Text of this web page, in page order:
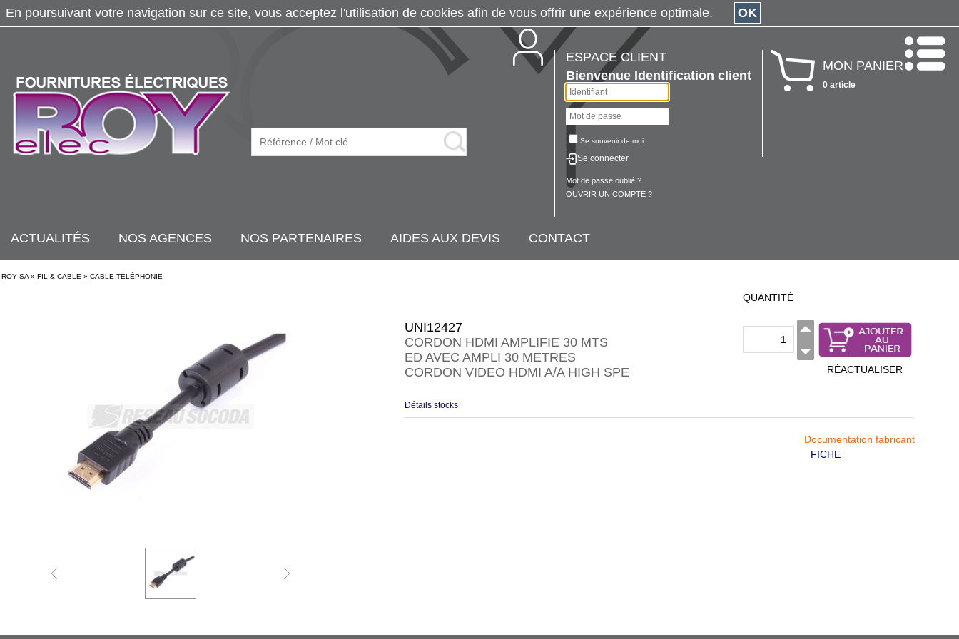
ESPACE CLIENT
Bienvenue Identification client
Se souvenir de moi
Se connecter
Mot de passe oublié ?
OUVRIR UN COMPTE ?
MON PANIER
0 article
ACTUALITÉS NOS AGENCES NOS PARTENAIRES AIDES AUX DEVIS CONTACT
ROY SA » FIL & CABLE » CABLE TÉLÉPHONIE
UNI12427
CORDON HDMI AMPLIFIE 30 MTS
ED AVEC AMPLI 30 METRES
CORDON VIDEO HDMI A/A HIGH SPE
QUANTITÉ
RÉACTUALISER
Détails stocks
Documentation fabricant
FICHE
En poursuivant votre navigation sur ce site, vous acceptez l'utilisation de cookies afin de vous offrir une expérience optimale. OK